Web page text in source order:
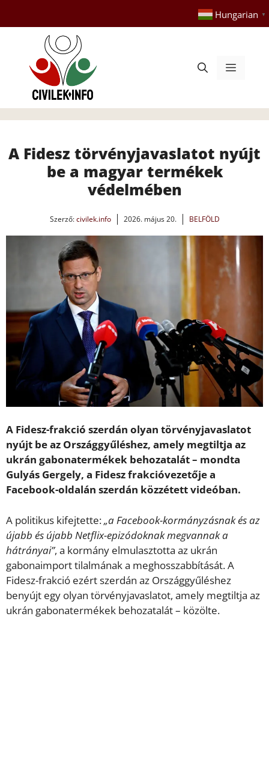
tartalomba
Hungarian ▼
Menü
A Fidesz törvényjavaslatot nyújt
be a magyar termékek
védelmében
Szerző:civilek.info 2026. május 20. BELFÖLD
A Fidesz-frakció szerdán olyan törvényjavaslatot
nyújt be az Országgyűléshez, amely megtiltja az
ukrán gabonatermékek behozatalát – mondta
Gulyás Gergely, a Fidesz frakcióvezetője a
Facebook-oldalán szerdán közzétett videóban.
A politikus kifejtette:„a Facebook-kormányzásnak és az
újabb és újabb Netflix-epizódoknak megvannak a
hátrányai”, a kormány elmulasztotta az ukrán
gabonaimport tilalmának a meghosszabbítását. A
Fidesz-frakció ezért szerdán az Országgyűléshez
benyújt egy olyan törvényjavaslatot, amely megtiltja az
ukrán gabonatermékek behozatalát – közölte.